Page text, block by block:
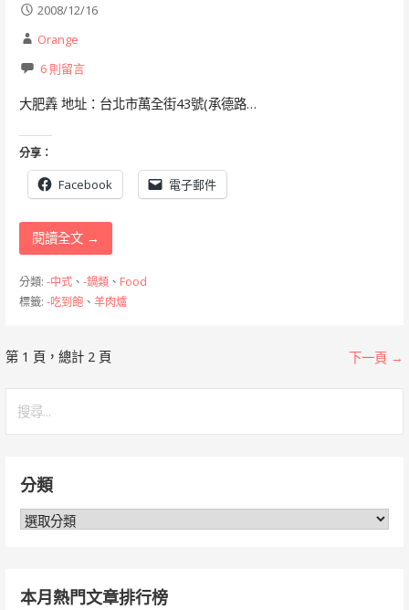
2008/12/16
Orange
6 則留言
大肥羴 地址：台北市萬全街43號(承德路…
分享：
Facebook 電子郵件
閱讀全文 →
分類: -中式、 -鍋類、 Food
標籤: -吃到飽、 羊肉爐
[文
章]
覽
第 1 頁，總計 2 頁 下一頁 →
字:分類
分
本月熱門文章排行榜